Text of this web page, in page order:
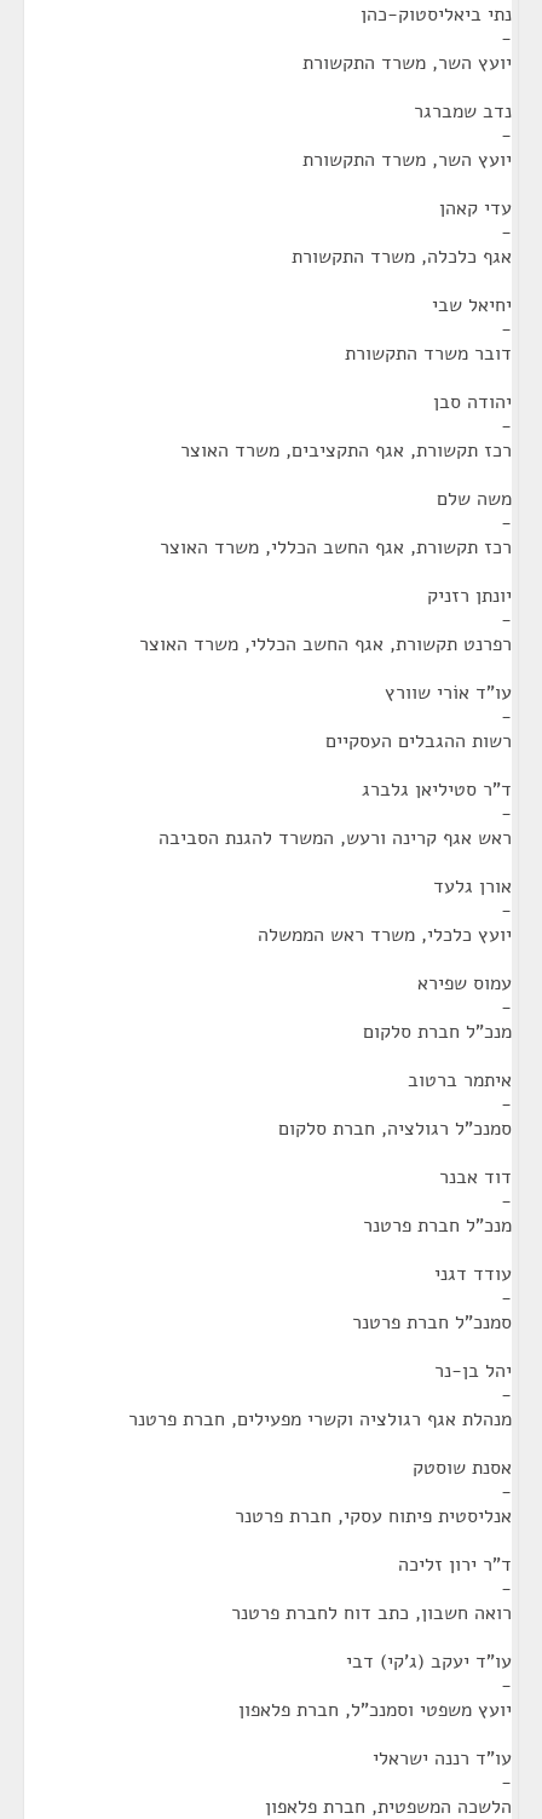
נתי ביאליסטוק-כהן
-
יועץ השר, משרד התקשורת
נדב שמברגר
-
יועץ השר, משרד התקשורת
עדי קאהן
-
אגף כלכלה, משרד התקשורת
יחיאל שבי
-
דובר משרד התקשורת
יהודה סבן
-
רכז תקשורת, אגף התקציבים, משרד האוצר
משה שלם
-
רכז תקשורת, אגף החשב הכללי, משרד האוצר
יונתן רזניק
-
רפרנט תקשורת, אגף החשב הכללי, משרד האוצר
עו"ד אוֹרי שוורץ
-
רשות ההגבלים העסקיים
ד"ר סטיליאן גלברג
-
ראש אגף קרינה ורעש, המשרד להגנת הסביבה
אורן גלעד
-
יועץ כלכלי, משרד ראש הממשלה
עמוס שפירא
-
מנכ"ל חברת סלקום
איתמר ברטוב
-
סמנכ"ל רגולציה, חברת סלקום
דוד אבנר
-
מנכ"ל חברת פרטנר
עודד דגני
-
סמנכ"ל חברת פרטנר
יהל בן-נר
-
מנהלת אגף רגולציה וקשרי מפעילים, חברת פרטנר
אסנת שוסטק
-
אנליסטית פיתוח עסקי, חברת פרטנר
ד"ר ירון זליכה
-
רואה חשבון, כתב דוח לחברת פרטנר
עו"ד יעקב (ג'קי) דבי
-
יועץ משפטי וסמנכ"ל, חברת פלאפון
עו"ד רננה ישראלי
-
הלשכה המשפטית, חברת פלאפון